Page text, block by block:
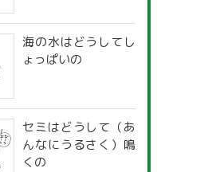
海の水はどうしてし
ょっぱいの
セミはどうして（あ
んなにうるさく）鳴
くの